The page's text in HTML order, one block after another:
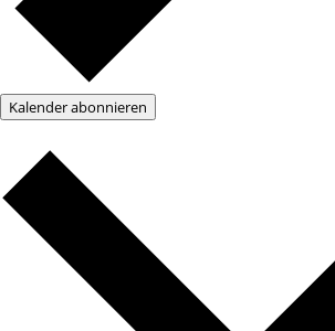
Kalender abonnieren